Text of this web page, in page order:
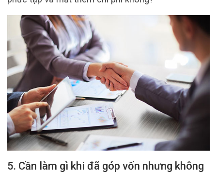
5. Cần làm gì khi đã góp vốn nhưng không